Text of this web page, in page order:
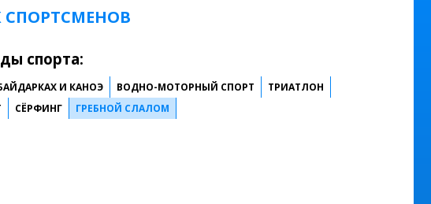
СПОРТСМЕНОВ
спорта:
И КАНОЭ ВОДНО-МОТОРНЫЙ СПОРТ
ТРИАТЛОН
СЁРФИНГ ГРЕБНОЙ СЛАЛОМ